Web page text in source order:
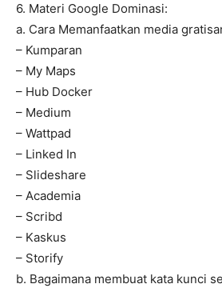
6. Materi Google Dominasi:
a. Cara Memanfaatkan media
– Kumparan
– My Maps
– Hub Docker
– Medium
– Wattpad
– Linked In
– Slideshare
– Academia
– Scribd
– Kaskus
– Storify
b. Bagaimana membuat kata kunci